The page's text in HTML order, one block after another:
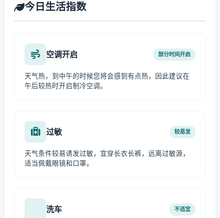
今日生活指数
空调开启 部分时间开启
天气热，到中午的时候您将会感到有点热，因此建议在
午后较热时开启制冷空调。
过敏 较易发
天气条件较易诱发过敏，宜穿长衣长裤，远离过敏源，
适当佩戴眼镜和口罩。
洗车 不适宜